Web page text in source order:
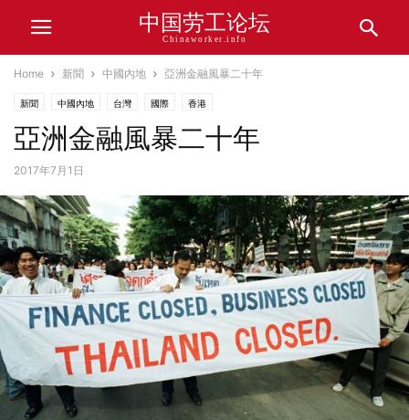
中国劳工论坛
Chinaworker.info
Home 新聞 中國內地 亞洲金融風暴二十年
新聞 中國內地 台灣 國際 香港
亞洲金融風暴二十年
2017年7月1日